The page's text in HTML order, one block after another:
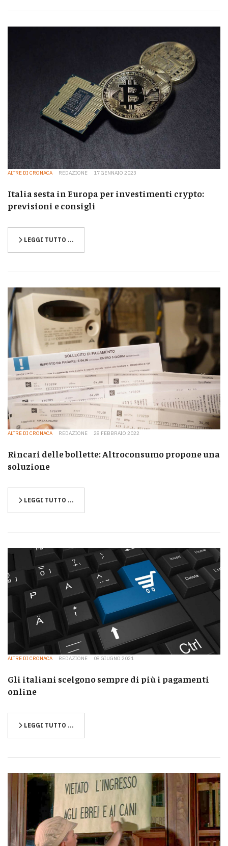
ALTRE DI CRONACA REDAZIONE 17 GENNAIO 2023
Italia sesta in Europa per investimenti crypto:
previsioni e consigli
LEGGI TUTTO …
ALTRE DI CRONACA REDAZIONE 28 FEBBRAIO 2022
Rincari delle bollette: Altroconsumo propone una
soluzione
LEGGI TUTTO …
ALTRE DI CRONACA REDAZIONE 08 GIUGNO 2021
Gli italiani scelgono sempre di più i pagamenti
online
LEGGI TUTTO …